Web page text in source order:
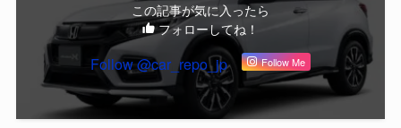
この記事が気に入ったら
フォローしてね！
Follow @car_repo_jp Follow Me